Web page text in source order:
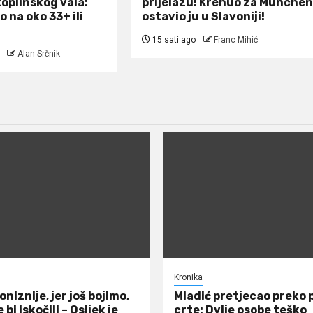
vala:
na oko 33+ ili
Alan Srčnik
prijelazu! Krenuo za
ostavio ju u Slavoniji!
15 sati ago Franc Mihić
jer još bojimo,
bi iskočili – Osijek je
Kronika
Mladić pretjecao preko
crte: Dvije osobe teško